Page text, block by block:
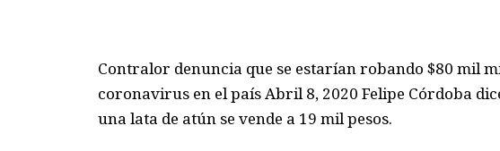
Contralor denuncia que se estarían robando $80 mil
coronavirus en el país Abril 8, 2020 Felipe Córdoba
una lata de atún se vende a 19 mil pesos.